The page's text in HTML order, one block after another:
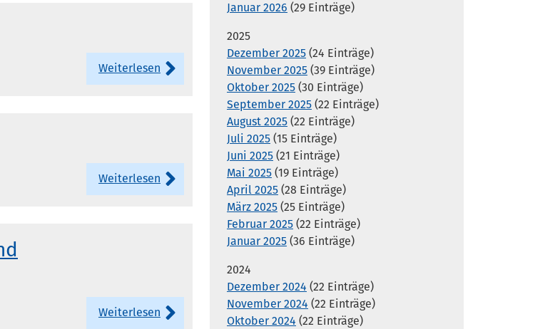
Weiterlesen
Weiterlesen
Weiterlesen
Januar 2026 (29 Einträge)
2025
Dezember 2025 (24 Einträge)
November 2025 (39 Einträge)
Oktober 2025 (30 Einträge)
September 2025 (22 Einträge)
August 2025 (22 Einträge)
Juli 2025 (15 Einträge)
Juni 2025 (21 Einträge)
Mai 2025 (19 Einträge)
April 2025 (28 Einträge)
März 2025 (25 Einträge)
Februar 2025 (22 Einträge)
Januar 2025 (36 Einträge)
2024
Dezember 2024 (22 Einträge)
November 2024 (22 Einträge)
Oktober 2024 (22 Einträge)